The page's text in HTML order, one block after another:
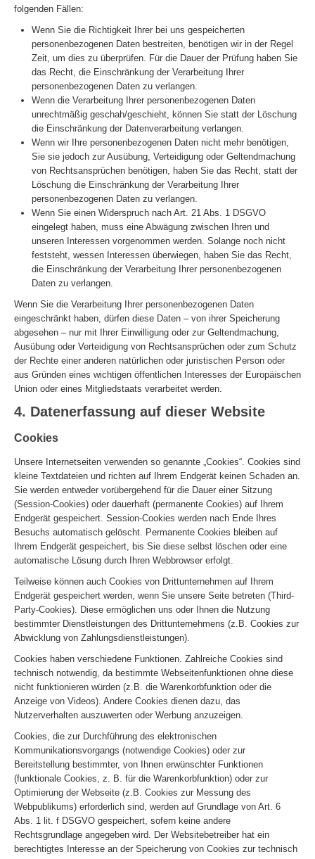
folgenden Fällen:
Wenn Sie die Richtigkeit Ihrer bei uns gespeicherten
personenbezogenen Daten bestreiten, benötigen wir in der Regel
Zeit, um dies zu überprüfen. Für die Dauer der Prüfung haben Sie
das Recht, die Einschränkung der Verarbeitung Ihrer
personenbezogenen Daten zu verlangen.
Wenn die Verarbeitung Ihrer personenbezogenen Daten
unrechtmäßig geschah/geschieht, können Sie statt der Löschung
die Einschränkung der Datenverarbeitung verlangen.
Wenn wir Ihre personenbezogenen Daten nicht mehr benötigen,
Sie sie jedoch zur Ausübung, Verteidigung oder Geltendmachung
von Rechtsansprüchen benötigen, haben Sie das Recht, statt der
Löschung die Einschränkung der Verarbeitung Ihrer
personenbezogenen Daten zu verlangen.
Wenn Sie einen Widerspruch nach Art. 21 Abs. 1 DSGVO
eingelegt haben, muss eine Abwägung zwischen Ihren und
unseren Interessen vorgenommen werden. Solange noch nicht
feststeht, wessen Interessen überwiegen, haben Sie das Recht,
die Einschränkung der Verarbeitung Ihrer personenbezogenen
Daten zu verlangen.
Wenn Sie die Verarbeitung Ihrer personenbezogenen Daten
eingeschränkt haben, dürfen diese Daten – von ihrer Speicherung
abgesehen – nur mit Ihrer Einwilligung oder zur Geltendmachung,
Ausübung oder Verteidigung von Rechtsansprüchen oder zum Schutz
der Rechte einer anderen natürlichen oder juristischen Person oder
aus Gründen eines wichtigen öffentlichen Interesses der Europäischen
Union oder eines Mitgliedstaats verarbeitet werden.
4. Datenerfassung auf dieser Website
Cookies
Unsere Internetseiten verwenden so genannte „Cookies“. Cookies sind
kleine Textdateien und richten auf Ihrem Endgerät keinen Schaden an.
Sie werden entweder vorübergehend für die Dauer einer Sitzung
(Session-Cookies) oder dauerhaft (permanente Cookies) auf Ihrem
Endgerät gespeichert. Session-Cookies werden nach Ende Ihres
Besuchs automatisch gelöscht. Permanente Cookies bleiben auf
Ihrem Endgerät gespeichert, bis Sie diese selbst löschen oder eine
automatische Lösung durch Ihren Webbrowser erfolgt.
Teilweise können auch Cookies von Drittunternehmen auf Ihrem
Endgerät gespeichert werden, wenn Sie unsere Seite betreten (Third-
Party-Cookies). Diese ermöglichen uns oder Ihnen die Nutzung
bestimmter Dienstleistungen des Drittunternehmens (z.B. Cookies zur
Abwicklung von Zahlungsdienstleistungen).
Cookies haben verschiedene Funktionen. Zahlreiche Cookies sind
technisch notwendig, da bestimmte Webseitenfunktionen ohne diese
nicht funktionieren würden (z.B. die Warenkorbfunktion oder die
Anzeige von Videos). Andere Cookies dienen dazu, das
Nutzerverhalten auszuwerten oder Werbung anzuzeigen.
Cookies, die zur Durchführung des elektronischen
Kommunikationsvorgangs (notwendige Cookies) oder zur
Bereitstellung bestimmter, von Ihnen erwünschter Funktionen
(funktionale Cookies, z. B. für die Warenkorbfunktion) oder zur
Optimierung der Webseite (z.B. Cookies zur Messung des
Webpublikums) erforderlich sind, werden auf Grundlage von Art. 6
Abs. 1 lit. f DSGVO gespeichert, sofern keine andere
Rechtsgrundlage angegeben wird. Der Websitebetreiber hat ein
berechtigtes Interesse an der Speicherung von Cookies zur technisch